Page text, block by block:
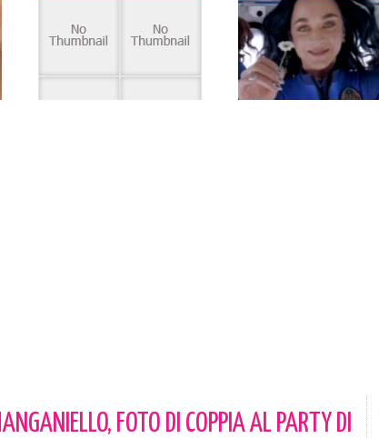
FOTO DI COPPIA AL PARTY DI